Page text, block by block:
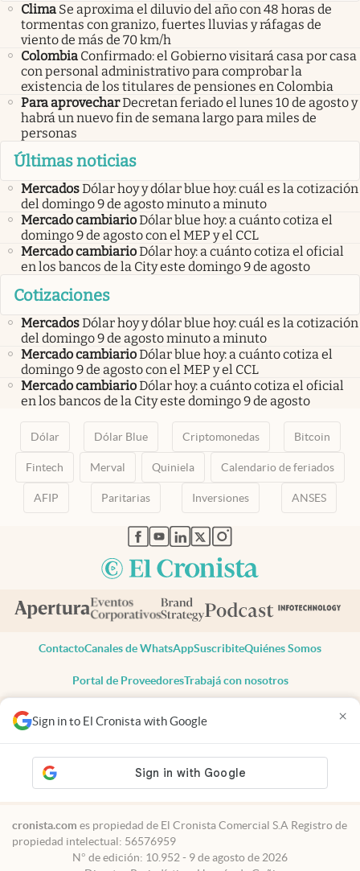
Sign in to El Cronista with Google ×
Clima Se aproxima el diluvio del año con 48 horas de
tormentas con granizo, fuertes lluvias y ráfagas de
viento de más de 70 km/h
Colombia Confirmado: el Gobierno visitará casa por casa
con personal administrativo para comprobar la
existencia de los titulares de pensiones en Colombia
Para aprovecharDecretan feriado el lunes 10 de agosto y
habrá un nuevo fin de semana largo para miles de
personas
Últimas noticias
MercadosDólar hoy y dólar blue hoy: cuál es la cotización
del domingo 9 de agosto minuto a minuto
Mercado cambiarioDólar blue hoy: a cuánto cotiza el
domingo 9 de agosto con el MEP y el CCL
Mercado cambiarioDólar hoy: a cuánto cotiza el oficial
en los bancos de la City este domingo 9 de agosto
Cotizaciones
MercadosDólar hoy y dólar blue hoy: cuál es la cotización
del domingo 9 de agosto minuto a minuto
Mercado cambiarioDólar blue hoy: a cuánto cotiza el
domingo 9 de agosto con el MEP y el CCL
Mercado cambiarioDólar hoy: a cuánto cotiza el oficial
en los bancos de la City este domingo 9 de agosto
Dólar Dólar Blue Criptomonedas Bitcoin
Fintech Merval Quiniela Calendario de feriados
AFIP Paritarias Inversiones ANSES
abre en nueva pestaña
abre en nueva pestaña
abre en nueva pestaña
abre en nueva pestaña
abre en nueva pestaña
ContactoCanales de WhatsAppSuscribiteQuiénes Somos
Portal de ProveedoresTrabajá con nosotros
Todos los derechos reservados
Privacidad
Consentimiento
Tel:+54 11 7078-3270
cronista.com es propiedad de El Cronista Comercial S.A Registro de
propiedad intelectual: 56576959
N° de edición: 10.952 - 9 de agosto de 2026